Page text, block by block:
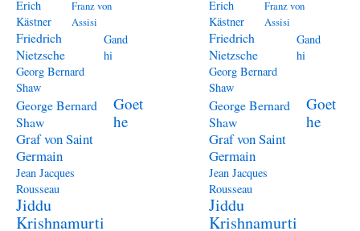
Erich
Kästner
Franz von
Assisi
Friedrich
Nietzsche
Gand
hi
Georg Bernard
Shaw
George Bernard
Shaw
Goet
he
Graf von Saint
Germain
Jean Jacques
Rousseau
Jiddu
Krishnamurti
Erich
Kästner
Franz von
Assisi
Friedrich
Nietzsche
Gand
hi
Georg Bernard
Shaw
George Bernard
Shaw
Goet
he
Graf von Saint
Germain
Jean Jacques
Rousseau
Jiddu
Krishnamurti